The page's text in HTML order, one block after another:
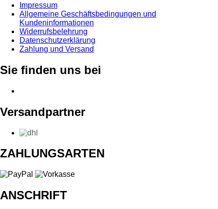
Impressum
Allgemeine Geschäftsbedingungen und
Kundeninformationen
Widerrufsbelehrung
Datenschutzerklärung
Zahlung und Versand
Sie finden uns bei
Versandpartner
ZAHLUNGSARTEN
ANSCHRIFT